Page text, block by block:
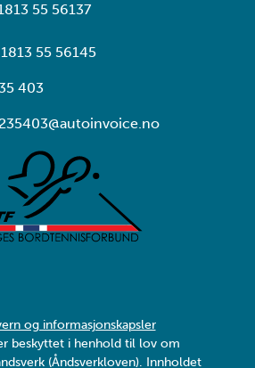
55 56137
55 56145
403
og informasjonskapsler
beskyttet i henhold til lov om
(Åndsverkloven). Innholdet